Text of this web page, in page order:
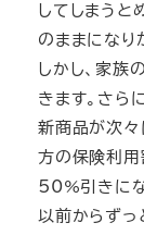
してしまう
のままになり
しかし、家
きます。さら
新商品が次々
方の保険利用
50%引きにな
以前からず